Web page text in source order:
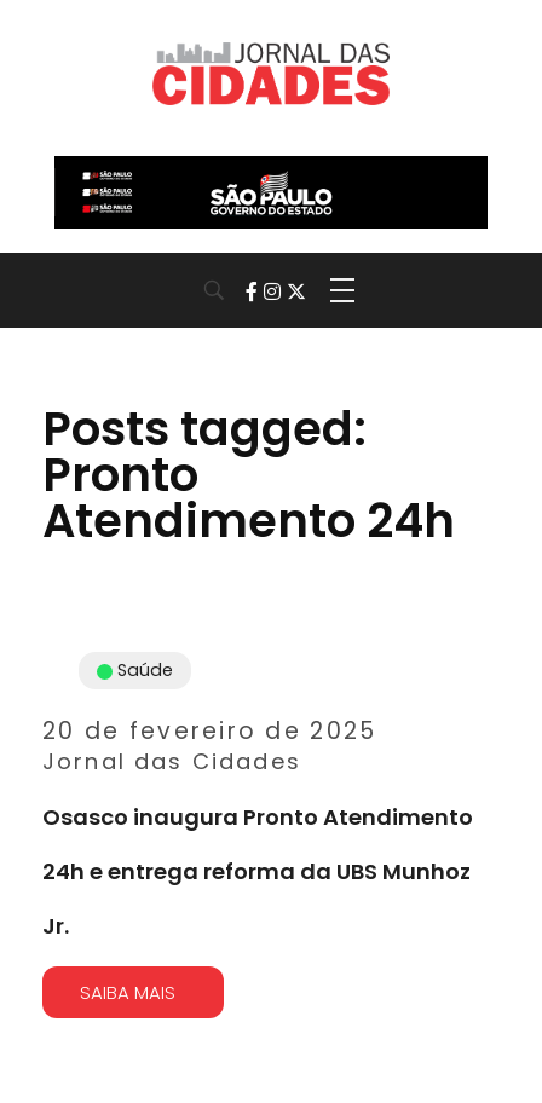
Posts tagged:
Pronto
Atendimento 24h
20 de fevereiro de 2025
Jornal das Cidades
Saúde
Osasco inaugura Pronto Atendimento
24h e entrega reforma da UBS Munhoz
Jr.
SAIBA MAIS